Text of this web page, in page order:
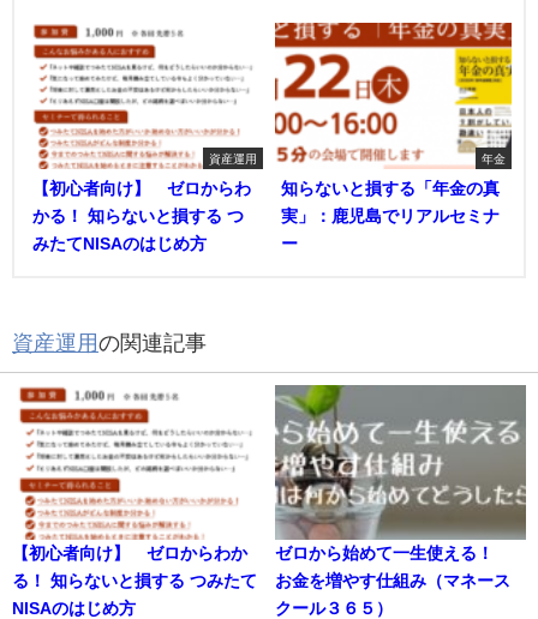
資産運用
【初心者向け】 ゼロからわ
かる！ 知らないと損する つ
みたてNISAのはじめ方
年金
知らないと損する「年金の真
実」：鹿児島でリアルセミナ
ー
資産運用の関連記事
【初心者向け】 ゼロからわか
る！ 知らないと損する つみたて
NISAのはじめ方
ゼロから始めて一生使える！
お金を増やす仕組み（マネース
クール３６５）